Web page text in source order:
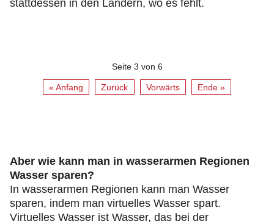
stattdessen in den Ländern, wo es fehlt.
Seite 3 von 6
« Anfang Zurück Vorwärts Ende »
Aber wie kann man in wasserarmen Regionen
Wasser sparen?
In wasserarmen Regionen kann man Wasser
sparen, indem man virtuelles Wasser spart.
Virtuelles Wasser ist Wasser, das bei der